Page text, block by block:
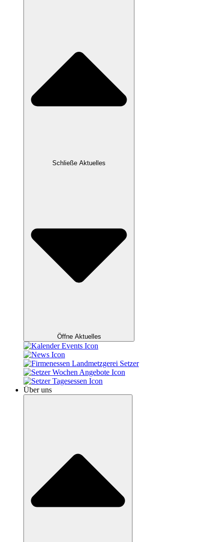
Schließe Aktuelles
Öffne Aktuelles
Über uns